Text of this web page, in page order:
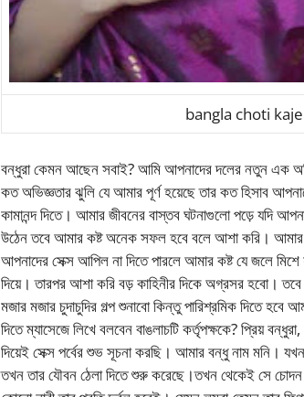
bangla choti
বন্ধুরা কেমন আছেন সবাই? আমি আপনাদের দলের নতুন এক
কত অভিজ্ঞতার ঝুলি যে আমার পূর্ণ হয়েছে তার কত হিসাব
কামানন্দ দিতে। আমার জীবনের বাস্তব ঘটনাগুলো পড়ে যদি
উঠেন তবে আমার কষ্ট অনেক সফল হবে বলে আশা করি।
আপনাদের সেক্স আপিল না দিতে পারলে আমার কষ্ট যে জলে
দিয়ে। তারপর আশা করি বড় কাহিনীর দিকে অগ্রসর হবো।
মজার মজার চুদাচুদির গল্প শুনাবো কিন্তু পারিশ্রমিক দিতে
দিতে ম্যাসেজে লিখে বলবেন ‌বাঙলাচটি কর্তৃপক্ষকে? প্রিয়
দিয়েই সেক্স পর্বের শুভ সূচনা করছি। আমার বন্ধু নাম মনি।
তখন তার যৌবন ঠেলা দিতে শুরু করেছে।তখন থেকেই সে চোদন